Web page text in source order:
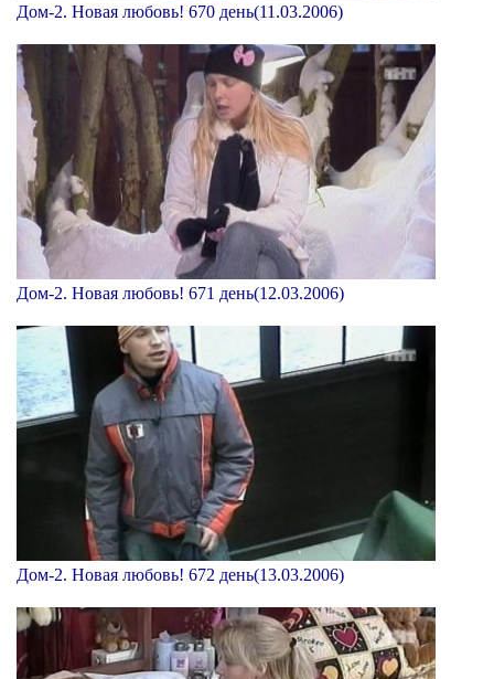
Дом-2. Новая любовь! 670 день(11.03.2006)
Дом-2. Новая любовь! 671 день(12.03.2006)
Дом-2. Новая любовь! 672 день(13.03.2006)